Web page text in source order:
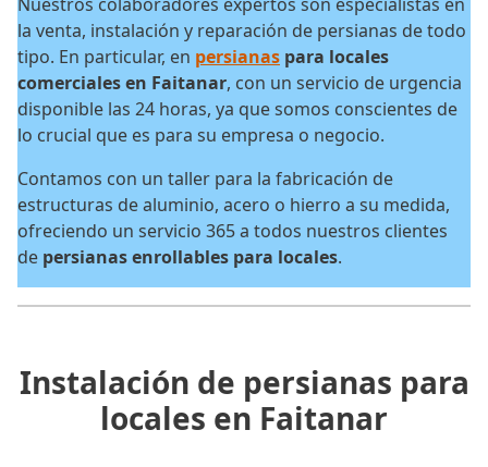
la venta, instalación y reparación de persianas de todo
tipo. En particular, en persianas para locales
comerciales en Faitanar, con un servicio de urgencia
disponible las 24 horas, ya que somos conscientes de
lo crucial que es para su empresa o negocio.
Contamos con un taller para la fabricación de
estructuras de aluminio, acero o hierro a su medida,
ofreciendo un servicio 365 a todos nuestros clientes
de persianas enrollables para locales.
Instalación de persianas para
locales en Faitanar